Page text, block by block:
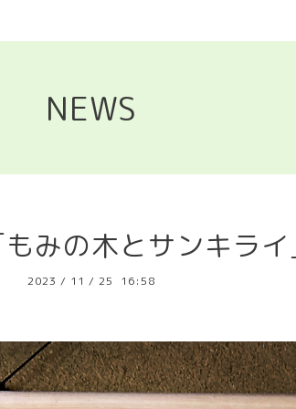
NEWS
みの木とサンキラ
2023 / 11 / 25 16:58